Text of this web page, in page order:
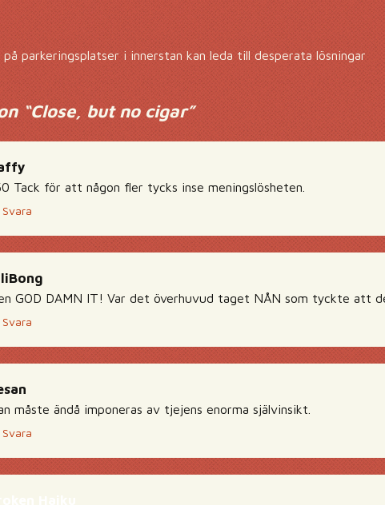
parkeringsplatser i innerstan kan leda till desperata lösningar
“Close, but no cigar”
Tack för att någon fler tycks inse meningslösheten.
Svara
GOD DAMN IT! Var det överhuvud taget NÅN som tyckte att
Svara
måste ändå imponeras av tjejens enorma självinsikt.
Svara